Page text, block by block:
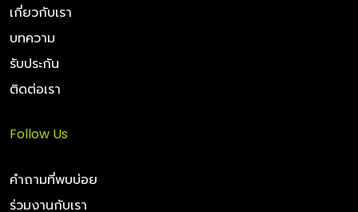
เกี่ยวกับเรา
บทความ
รับประกัน
ติดต่อเรา
Follow Us
คำถามที่พบบ่อย
ร่วมงานกับเรา